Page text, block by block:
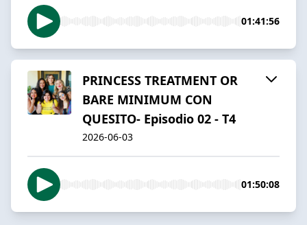
01:41:56
PRINCESS TREATMENT OR
BARE MINIMUM CON
QUESITO- Episodio 02 - T4
2026-06-03
01:50:08